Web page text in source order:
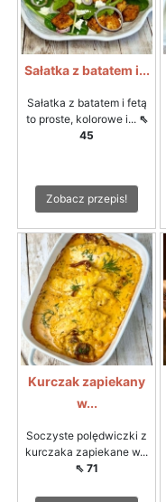
Sałatka z batatem i...
Sałatka z batatem i fetą
to proste, kolorowe i... ⇖
45
Zobacz przepis!
Kurczak zapiekany
w...
Soczyste polędwiczki z
kurczaka zapiekane w...
⇖ 71